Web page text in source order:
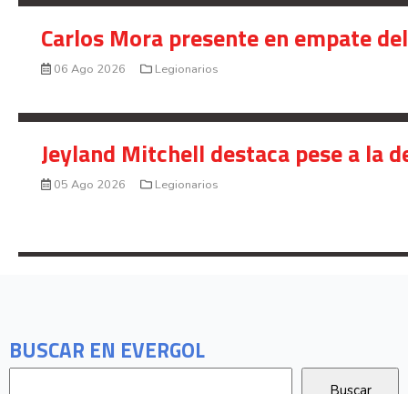
BUSCAR EN EVERGOL
Carlos Mora presente en empate
06 Ago 2026 Legionarios
Jeyland Mitchell destaca pese a la
05 Ago 2026 Legionarios